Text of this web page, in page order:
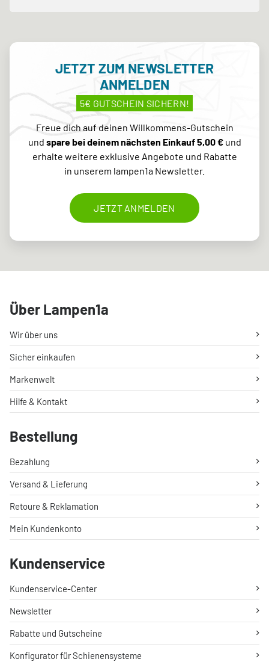
JETZT ZUM NEWSLETTER
ANMELDEN
5€ GUTSCHEIN SICHERN!
Freue dich auf deinen Willkommens-Gutschein
und spare bei deinem nächsten Einkauf 5,00 €und
erhalte weitere exklusive Angebote und Rabatte
in unserem lampen1a Newsletter.
JETZT ANMELDEN
Über Lampen1a
Wir über uns
Sicher einkaufen
Markenwelt
Hilfe & Kontakt
Bestellung
Bezahlung
Versand & Lieferung
Retoure & Reklamation
Mein Kundenkonto
Kundenservice
Kundenservice-Center
Newsletter
Rabatte und Gutscheine
Konfigurator für Schienensysteme